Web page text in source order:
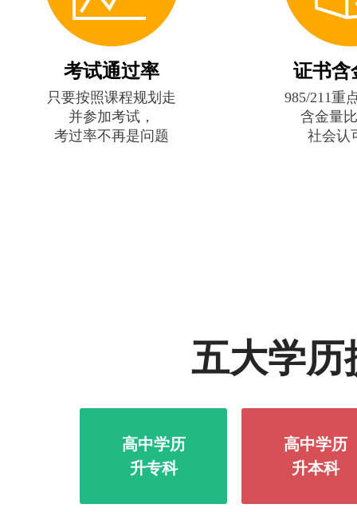
考试通过率
只要按照课程规划走
并参加考试，
考过率不再是问题
证书含
985/211重
含金量
社会认
五大学历
高中学历
升专科
高中学历
升本科